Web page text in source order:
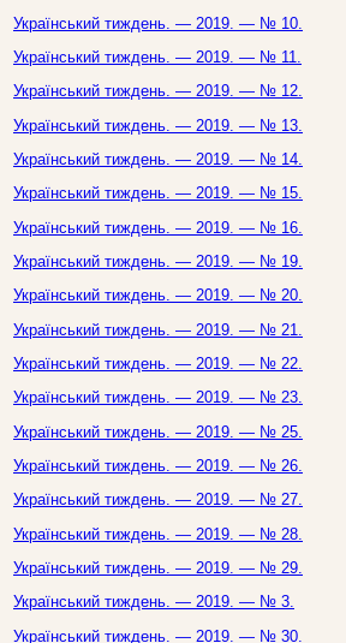
Український тиждень. — 2019. — № 10.
Український тиждень. — 2019. — № 11.
Український тиждень. — 2019. — № 12.
Український тиждень. — 2019. — № 13.
Український тиждень. — 2019. — № 14.
Український тиждень. — 2019. — № 15.
Український тиждень. — 2019. — № 16.
Український тиждень. — 2019. — № 19.
Український тиждень. — 2019. — № 20.
Український тиждень. — 2019. — № 21.
Український тиждень. — 2019. — № 22.
Український тиждень. — 2019. — № 23.
Український тиждень. — 2019. — № 25.
Український тиждень. — 2019. — № 26.
Український тиждень. — 2019. — № 27.
Український тиждень. — 2019. — № 28.
Український тиждень. — 2019. — № 29.
Український тиждень. — 2019. — № 3.
Український тиждень. — 2019. — № 30.